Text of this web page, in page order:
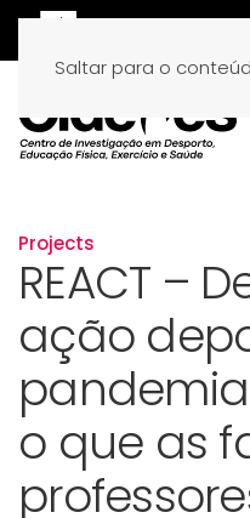
Saltar para o
Projects
REACT –
ação
o que as